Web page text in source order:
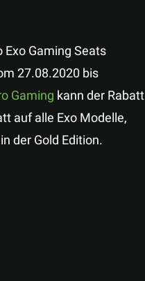
Gaming Seats
27.08.2020 bis
Gaming kann der Rabatt
auf alle Exo Modelle,
der Gold Edition.